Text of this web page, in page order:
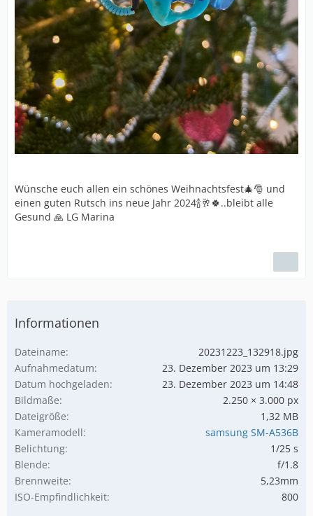
Wünsche euch allen ein schönes Weihnachtsfest🎄🎅 und
einen guten Rutsch ins neue Jahr 2024🍾🥂🍀..bleibt alle
Gesund 🙏 LG Marina
Informationen
Dateiname
20231223_132918.jpg
Aufnahmedatum
23. Dezember 2023 um 13:29
Datum hochgeladen
23. Dezember 2023 um 14:48
Bildmaße
2.250 × 3.000 px
Dateigröße
1,32 MB
Kameramodell
samsung SM-A536B
Belichtung
1/25 s
Blende
f/1.8
Brennweite
5,23mm
ISO-Empfindlichkeit
800